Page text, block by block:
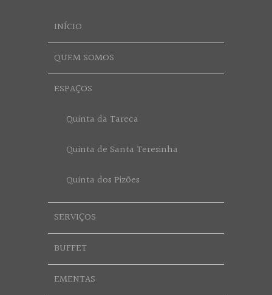
INÍCIO
QUEM SOMOS
ESPAÇOS
Quinta da Tareca
Quinta de Santa Teresinha
Quinta dos Pizões
SERVIÇOS
BUFFET
EMENTAS